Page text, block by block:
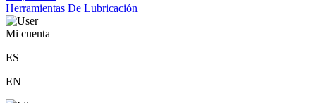
Herramientas De Lubricación
Mi cuenta
ES
EN